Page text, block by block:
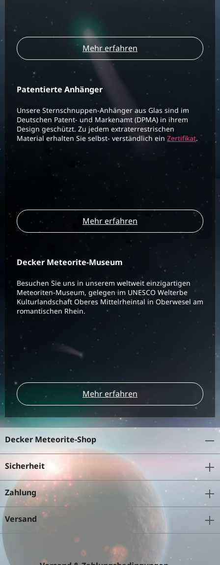
Mehr erfahren
Patentierte Anhänger
Unsere Sternschnuppen-Anhänger aus Glas sind im
Deutschen Patent- und Markenamt (DPMA) in ihrem
Design geschützt. Zu jedem extraterrestrischen
Material erhalten Sie selbst- verständlich ein Zertifikat.
Mehr erfahren
Decker Meteorite-Museum
Besuchen Sie uns in unserem weltweit einzigartigen
Meteoriten-Museum, gelegen im UNESCO Welterbe
Kulturlandschaft Oberes Mittelrheintal in Oberwesel am
romantischen Rhein.
Mehr erfahren
Decker Meteorite-Shop
Sicherheit
Zahlung
Versand